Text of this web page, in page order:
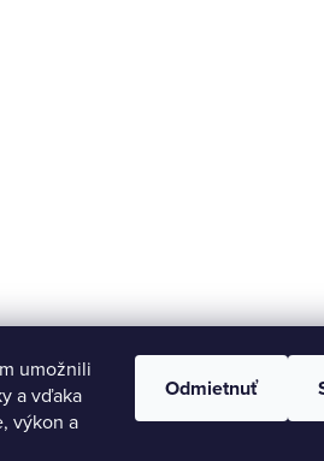
umožnili
a vďaka
výkon a
Odmietnuť